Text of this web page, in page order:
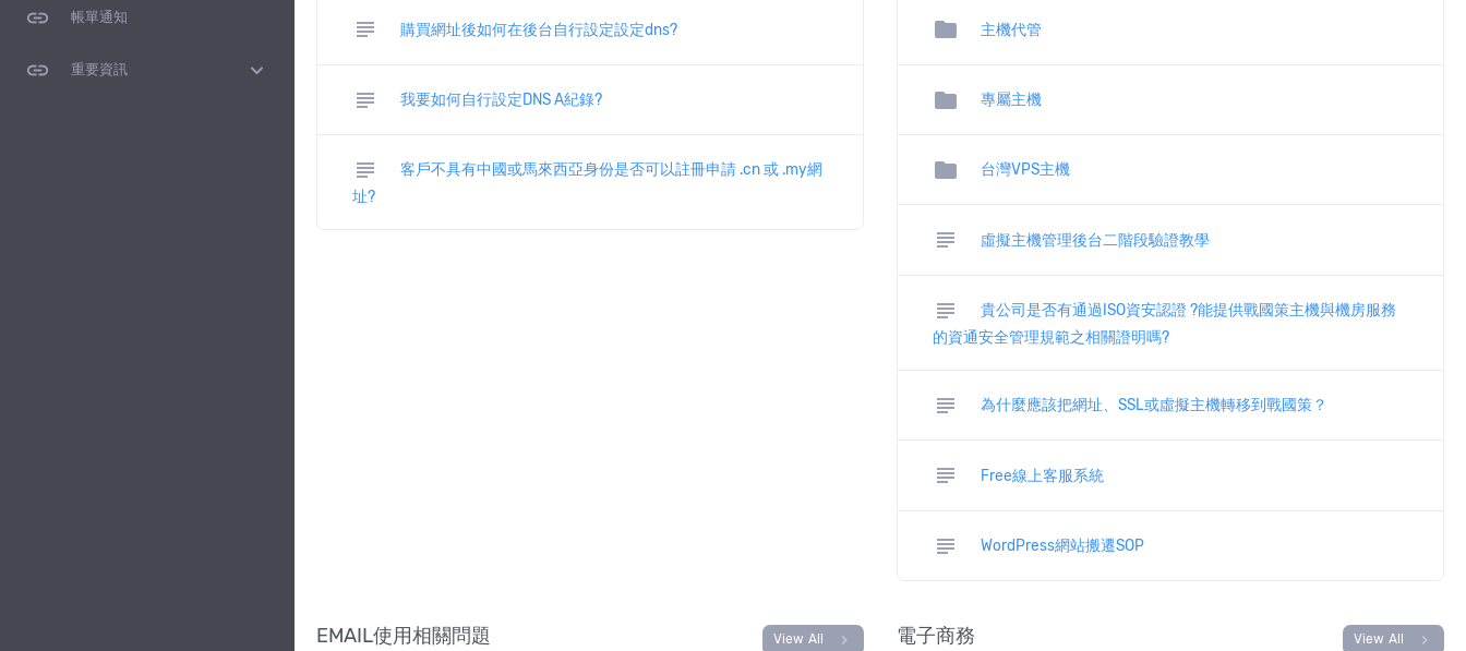
link 帳單通知
link 重要資訊 expand_more
subject 購買網址後如何在後台自行設定設定dns?
subject 我要如何自行設定DNS A紀錄?
subject
客戶不具有中國或馬來西亞身份是否可以註冊申請 .cn 或 .my網
址?
folder 主機代管
folder 專屬主機
folder 台灣VPS主機
subject 虛擬主機管理後台二階段驗證教學
subject
貴公司是否有通過ISO資安認證 ?能提供戰國策主機與機房服務
的資通安全管理規範之相關證明嗎?
subject 為什麼應該把網址、SSL或虛擬主機轉移到戰國策？
subject Free線上客服系統
subject WordPress網站搬遷SOP
EMAIL使用相關問題 View All chevron_right 電子商務 View All chevron_right